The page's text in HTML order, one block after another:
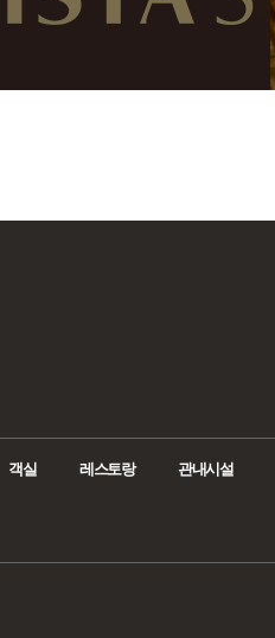
객실 레스토랑 관내시설